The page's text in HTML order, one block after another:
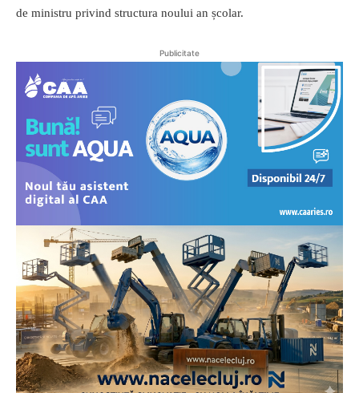
de ministru privind structura noului an școlar.
Publicitate